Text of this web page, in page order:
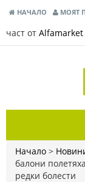
НАЧАЛО МОЯТ
част от Alfamarket
Начало >
балони
редки болести